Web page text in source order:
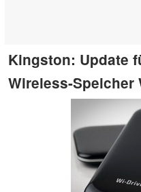
Kingston: Update
Wireless-Speicher